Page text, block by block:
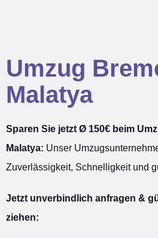
Umzug
Malatya
Sparen Sie jetzt Ø 150€ beim
Malatya: Unser
Zuverlässigkeit, Schnelligkeit und
Jetzt unverbindlich anfragen &
ziehen: